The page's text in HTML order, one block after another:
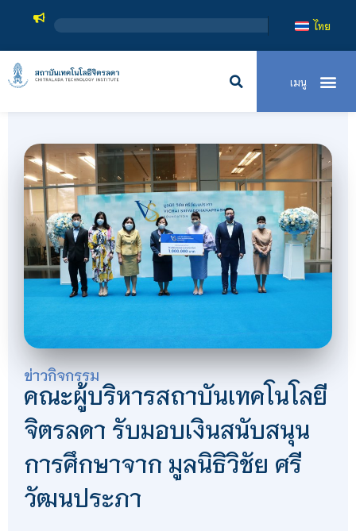
สถาบันเทคโนโลยี
ไทย
ข่าวกิจกรรม
คณะผู้บริหารสถาบันเทคโนโลยี
จิตรลดา รับมอบเงินสนับสนุน
การศึกษาจาก มูลนิธิวิชัย ศรี
วัฒนประภา